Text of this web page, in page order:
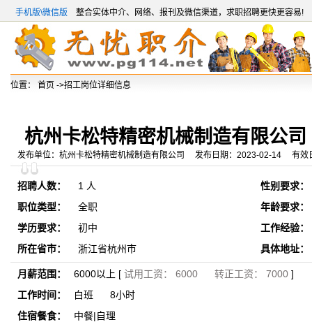
手机版\微信版 整合实体中介、网络、报刊及微信渠道，求职招聘更快更容易!
位置： 首页 ->招工岗位详细信息
杭州卡松特精密机械制造有限公
发布单位：杭州卡松特精密机械制造有限公司 发布日期：2023-02-14 有效
招聘人数： 1 人
性别要求：
职位类型：
全职
年龄要求：
学历要求：
初中
工作经验：
所在省市：
浙江省杭州市 具体地址：
月薪范围： 6000以上 [ 试用工资： 6000 转正工资： 7000 ]
工作时间：
白班 8小时
住宿餐食：
中餐|自理